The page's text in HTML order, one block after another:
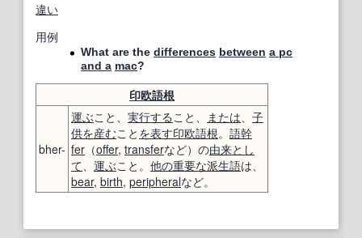
違い
用例
What are the differences between a pc
and a mac?
印欧語根
bher-
運ぶこと、 実行すること、 または、 子
供を産むこと を表す印欧語根。 語幹
fer （offer, transferなど）の由来とし
て、 運ぶこと。 他の重要な派生語は、
bear, birth, peripheralなど。